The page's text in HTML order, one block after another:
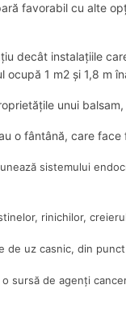
favorabil cu alte
decât instalațiile
1 m2 și 1,8 m
unui
o fântână, care
sistemului
rinichilor,
de uz casnic, din
sursă de agenți